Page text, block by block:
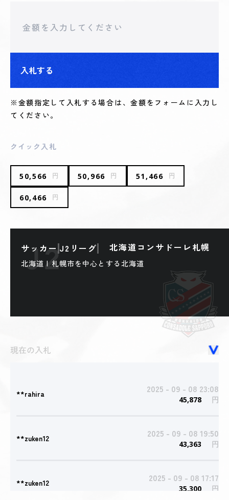
入札する
※金額指定して入札する場合は、金額をフォームに入力し
てください。
クイック入札
50,566 円 50,966 円 51,466 円
60,466 円
サッカー J2リーグ 北海道コンサドーレ札幌
北海道 | 札幌市を中心とする北海道
現在の入札
**rahira 2025 - 09 - 08 23:08
45,878 円
**zuken12 2025 - 09 - 08 19:50
43,363 円
**zuken12 2025 - 09 - 08 17:17
35,300 円